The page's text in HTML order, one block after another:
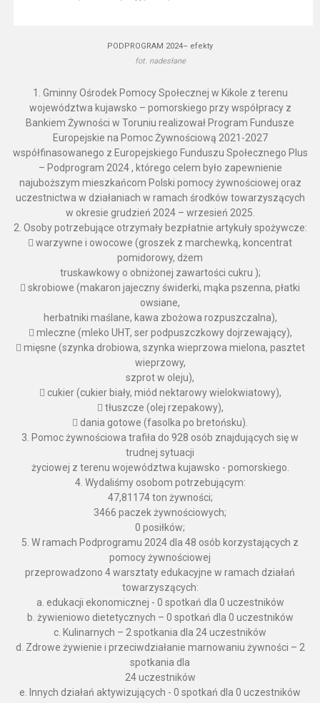
PODPROGRAM 2024– efekty
fot. nadesłane
1. Gminny Ośrodek Pomocy Społecznej w Kikole z terenu
województwa kujawsko – pomorskiego przy współpracy z
Bankiem Żywności w Toruniu realizował Program Fundusze
Europejskie na Pomoc Żywnościową 2021-2027
współfinasowanego z Europejskiego Funduszu Społecznego Plus
– Podprogram 2024 , którego celem było zapewnienie
najuboższym mieszkańcom Polski pomocy żywnościowej oraz
uczestnictwa w działaniach w ramach środków towarzyszących
w okresie grudzień 2024 – wrzesień 2025.
2. Osoby potrzebujące otrzymały bezpłatnie artykuły spożywcze:
 warzywne i owocowe (groszek z marchewką, koncentrat
pomidorowy, dżem
truskawkowy o obniżonej zawartości cukru );
 skrobiowe (makaron jajeczny świderki, mąka pszenna, płatki
owsiane,
herbatniki maślane, kawa zbożowa rozpuszczalna),
 mleczne (mleko UHT, ser podpuszczkowy dojrzewający),
 mięsne (szynka drobiowa, szynka wieprzowa mielona, pasztet
wieprzowy,
szprot w oleju),
 cukier (cukier biały, miód nektarowy wielokwiatowy),
 tłuszcze (olej rzepakowy),
 dania gotowe (fasolka po bretońsku).
3. Pomoc żywnościowa trafiła do 928 osób znajdujących się w
trudnej sytuacji
życiowej z terenu województwa kujawsko - pomorskiego.
4. Wydaliśmy osobom potrzebującym:
47,81174 ton żywności;
3466 paczek żywnościowych;
0 posiłków;
5. W ramach Podprogramu 2024 dla 48 osób korzystających z
pomocy żywnościowej
przeprowadzono 4 warsztaty edukacyjne w ramach działań
towarzyszących:
a. edukacji ekonomicznej - 0 spotkań dla 0 uczestników
b. żywieniowo dietetycznych – 0 spotkań dla 0 uczestników
c. Kulinarnych – 2 spotkania dla 24 uczestników
d. Zdrowe żywienie i przeciwdziałanie marnowaniu żywności – 2
spotkania dla
24 uczestników
e. Innych działań aktywizujących - 0 spotkań dla 0 uczestników